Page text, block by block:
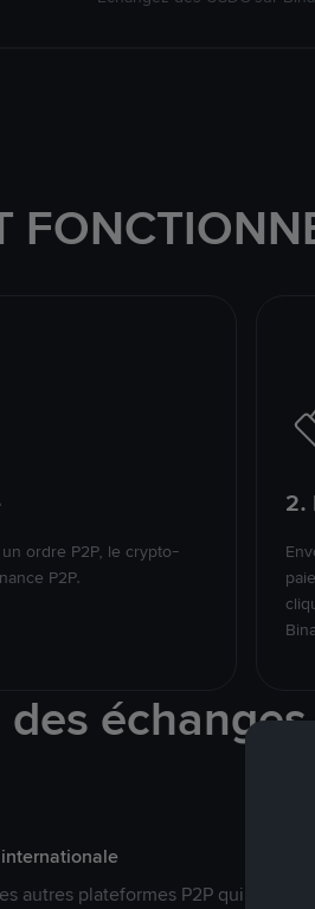
ordre P2P, le crypto-
P2P.
2.
autres plateformes P2P qui ciblent